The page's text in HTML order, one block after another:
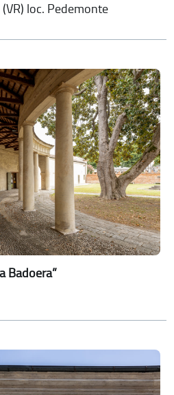
loc. Pedemonte
Badoera”